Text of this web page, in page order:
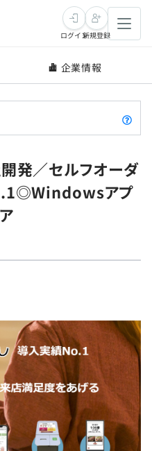
ログイン新規登録
企業情報
発／セルフオーダ
アプ